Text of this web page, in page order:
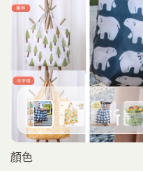
顏色